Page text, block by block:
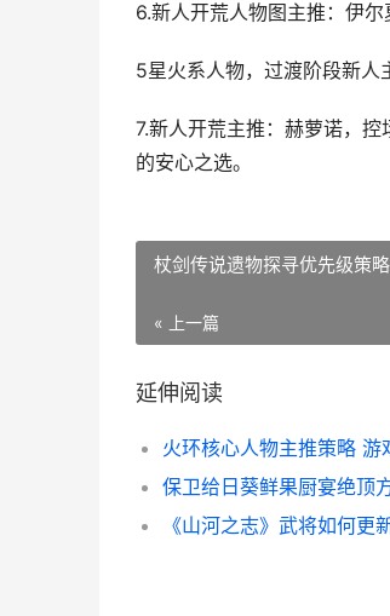
6.新人开荒人物图主推：伊尔
5星火系人物，过渡阶段新人
7.新人开荒主推：赫萝诺，
的安心之选。
杖剑传说遗物探寻优先级策
« 上一篇
延伸阅读
火环核心人物主推策略 游
《山河之志》武将如何更